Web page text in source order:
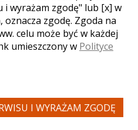
0
i wyrażam zgodę" lub [x] w
zgodę. Zgoda na
celu może być w każdej
umieszczony w Polityce
I WYRAŻAM ZGODĘ